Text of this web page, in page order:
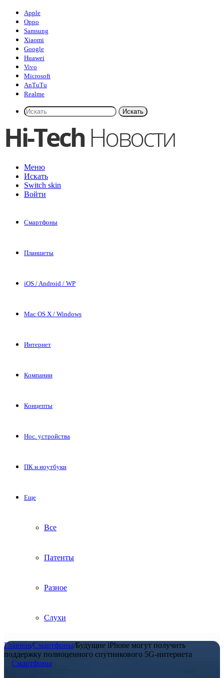
Apple
Oppo
Samsung
Xiaomi
Google
Huawei
Vivo
Microsoft
AnTuTu
Realme
Искать
Меню
Искать
Switch skin
Войти
Смартфоны
Планшеты
iOS / Android / WP
Mac OS X / Windows
Интернет
Компании
Концепты
Нос. устройства
ПК и ноутбуки
Еще
Все
Патенты
Разное
Слухи
Главная/Смартфоны/Будущие iPhone могут получить
поддержку полноценного спутникового 5G-интернета
Смартфоны